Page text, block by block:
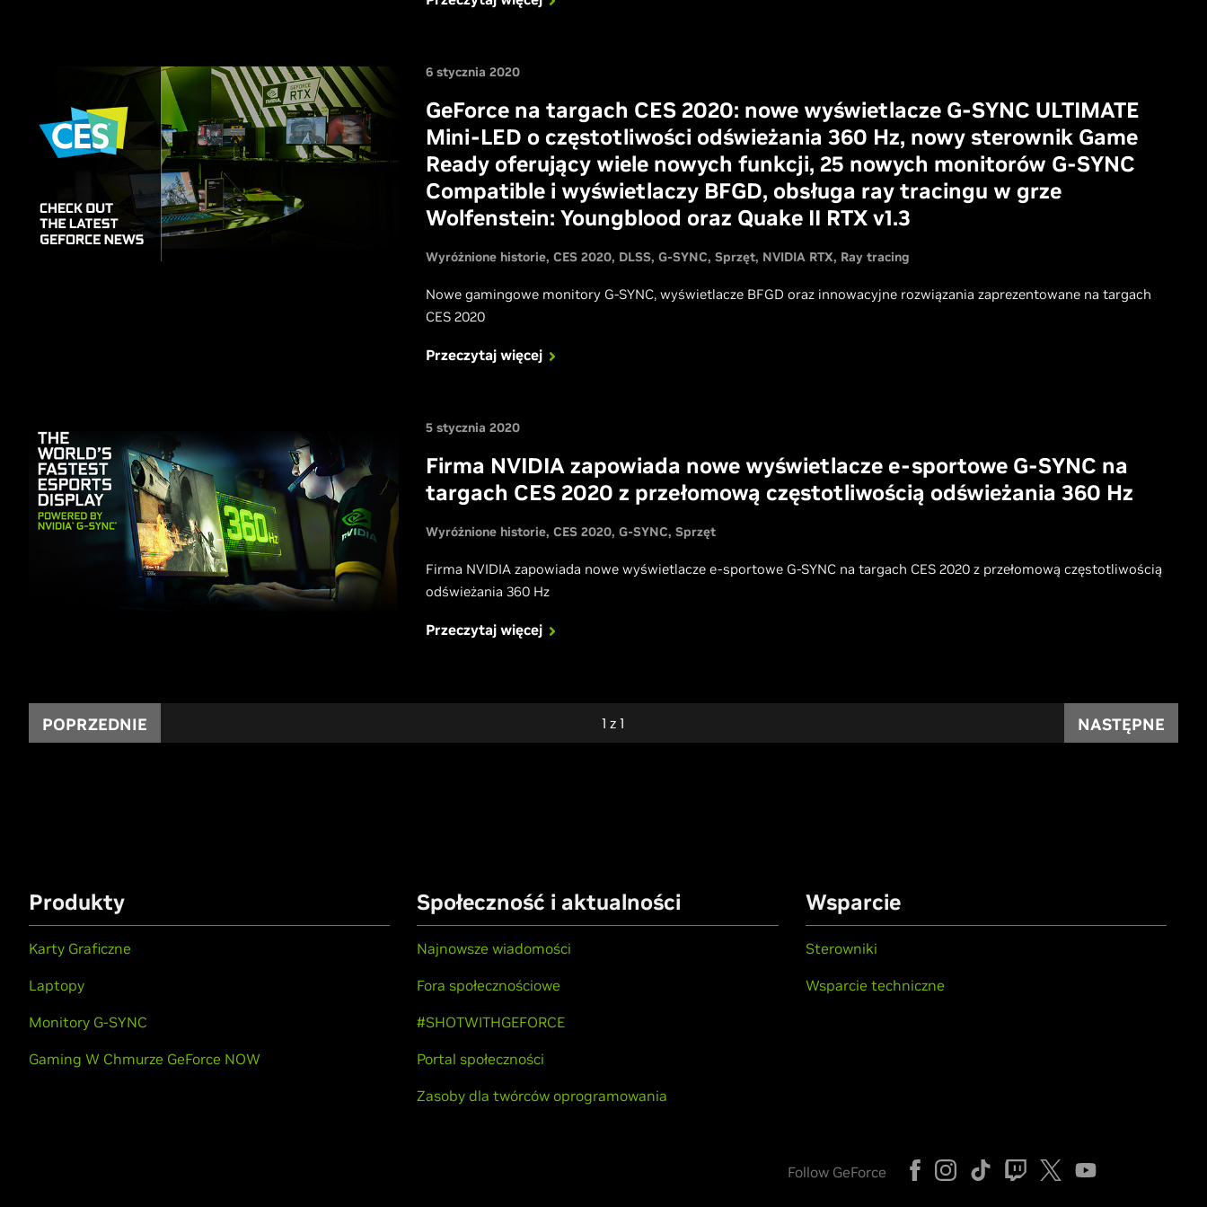
6 stycznia 2020
GeForce na targach CES 2020: nowe wyświetlacze G-SYNC ULTIMATE
Mini-LED o częstotliwości odświeżania 360 Hz, nowy sterownik Game
Ready oferujący wiele nowych funkcji, 25 nowych monitorów G-SYNC
Compatible i wyświetlaczy BFGD, obsługa ray tracingu w grze
Wolfenstein: Youngblood oraz Quake II RTX v1.3
Wyróżnione historie CES 2020 DLSS G-SYNC Sprzęt NVIDIA RTX Ray tracing
Nowe gamingowe monitory G-SYNC, wyświetlacze BFGD oraz innowacyjne rozwiązania zaprezentowane na targach
CES 2020
Przeczytaj więcej
5 stycznia 2020
Firma NVIDIA zapowiada nowe wyświetlacze e-sportowe G-SYNC na
targach CES 2020 z przełomową częstotliwością odświeżania 360 Hz
Wyróżnione historie CES 2020 G-SYNC Sprzęt
Firma NVIDIA zapowiada nowe wyświetlacze e-sportowe G-SYNC na targach CES 2020 z przełomową częstotliwością
odświeżania 360 Hz
Przeczytaj więcej
POPRZEDNIE 1 z 1 NASTĘPNE
Produkty
Karty Graficzne
Laptopy
Monitory G-SYNC
Gaming W Chmurze GeForce NOW
Społeczność i aktualności
Najnowsze wiadomości
Fora społecznościowe
#SHOTWITHGEFORCE
Portal społeczności
Zasoby dla twórców oprogramowania
Wsparcie
Sterowniki
Wsparcie techniczne
Follow GeForce